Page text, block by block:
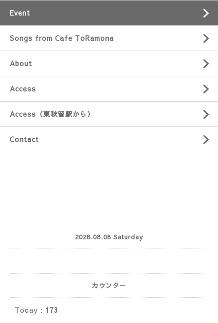
Event
Songs from Cafe ToRamona
About
Access
Access（東秋留駅から）
Contact
2026.08.08 Saturday
カウンター
Today : 173